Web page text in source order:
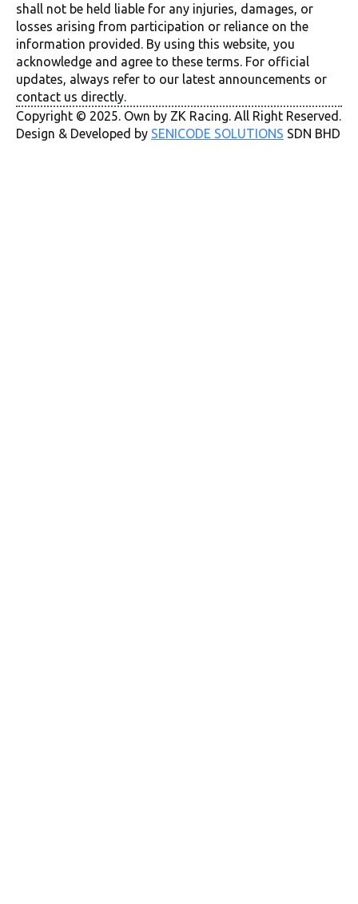
shall not be held liable for any injuries, damages, or
losses arising from participation or reliance on the
information provided. By using this website, you
acknowledge and agree to these terms. For official
updates, always refer to our latest announcements or
contact us directly.
Copyright © 2025. Own by ZK Racing. All Right Reserved.
Design & Developed by SENICODE SOLUTIONS SDN BHD